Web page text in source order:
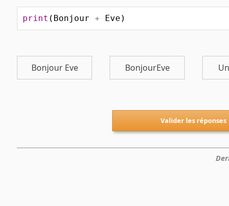
print ( Bonjour + Eve )
Bonjour Eve BonjourEve
Valider les réponses